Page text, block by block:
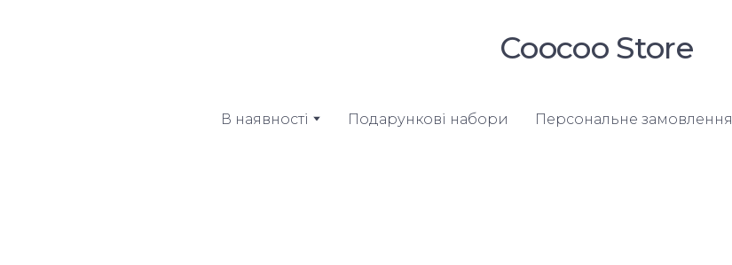
Coocoo Store
В наявності Подарункові набори Персональне замовлення